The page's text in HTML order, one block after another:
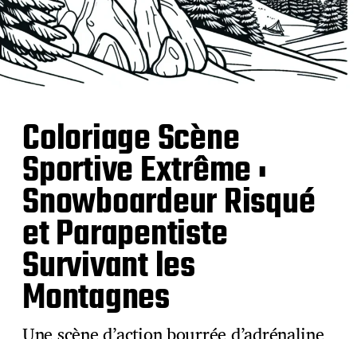
Coloriage Scène
Sportive Extrême :
Snowboardeur Risqué
et Parapentiste
Survivant les
Montagnes